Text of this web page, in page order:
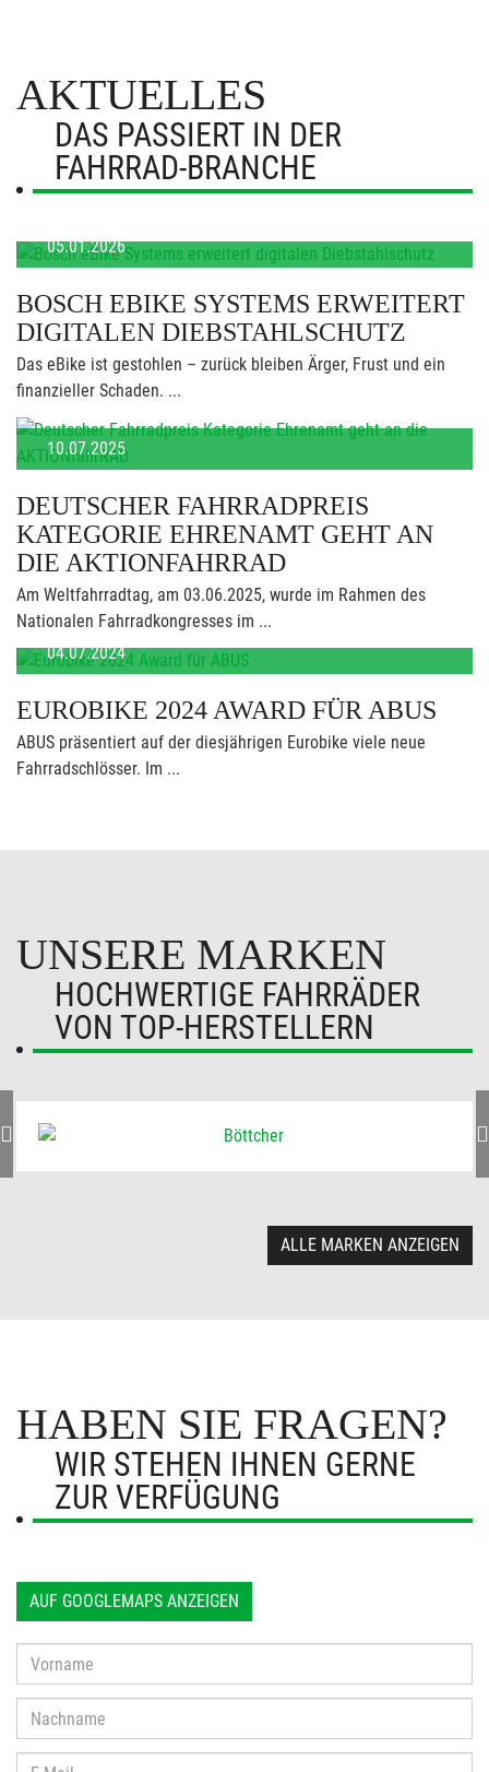
AKTUELLES
DAS PASSIERT IN DER
FAHRRAD-BRANCHE
05.01.2026
BOSCH EBIKE SYSTEMS ERWEITERT
DIGITALEN DIEBSTAHLSCHUTZ
Das eBike ist gestohlen – zurück bleiben Ärger, Frust und ein
finanzieller Schaden. ...
10.07.2025
DEUTSCHER FAHRRADPREIS
KATEGORIE EHRENAMT GEHT AN
DIE AKTIONFAHRRAD
Am Weltfahrradtag, am 03.06.2025, wurde im Rahmen des
Nationalen Fahrradkongresses im ...
04.07.2024
EUROBIKE 2024 AWARD FÜR ABUS
ABUS präsentiert auf der diesjährigen Eurobike viele neue
Fahrradschlösser. Im ...
UNSERE MARKEN
HOCHWERTIGE FAHRRÄDER
VON TOP-HERSTELLERN
ALLE MARKEN ANZEIGEN
HABEN SIE FRAGEN?
WIR STEHEN IHNEN GERNE
ZUR VERFÜGUNG
AUF GOOGLEMAPS ANZEIGEN